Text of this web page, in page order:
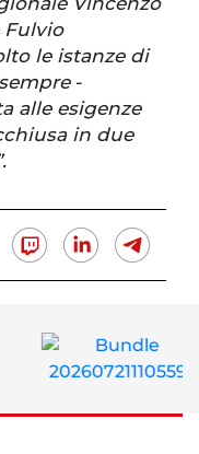
Fulvio
le istanze di
-
alle esigenze
in due